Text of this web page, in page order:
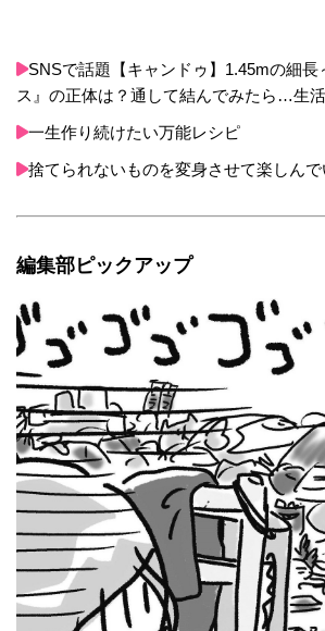
SNSで話題【キャンドゥ】1.45mの細長
ス』の正体は？通して結んでみたら…生
一生作り続けたい万能レシピ
捨てられないものを変身させて楽しんで
編集部ピックアップ